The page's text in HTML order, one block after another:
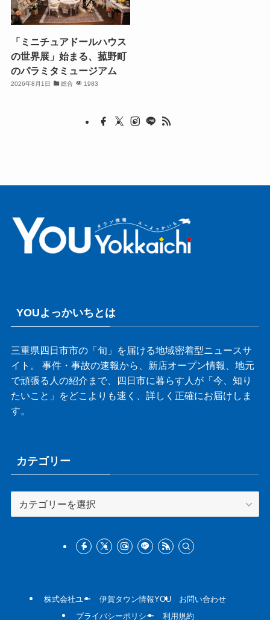
「ミニチュアドールハウス
の世界展」始まる、菰野町
のパラミタミュージアム
2026年8月1日 総合 1983
YOUよっかいちとは
三重県四日市市の「旬」を届ける地域密着型ニュースサ
イト。 事件・事故の速報から、新店オープン情報、地元
で頑張る人の紹介まで、四日市に暮らす人が「今、知り
たいこと」をどこよりも速く、詳しく正確にお届けしま
す。
カテゴリー
テ
株式会社ユー 伊賀タウン情報YOU
お問い合わせ
プライバシーポリシー
利用規約